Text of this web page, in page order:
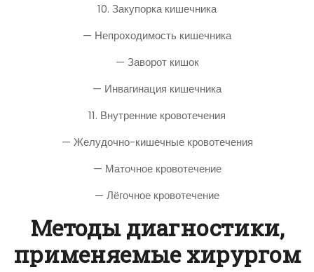
10. Закупорка кишечника
— Непроходимость кишечника
— Заворот кишок
— Инвагинация кишечника
11. Внутренние кровотечения
— Желудочно-кишечные кровотечения
— Маточное кровотечение
— Лёгочное кровотечение
Методы диагностики,
применяемые хирургом